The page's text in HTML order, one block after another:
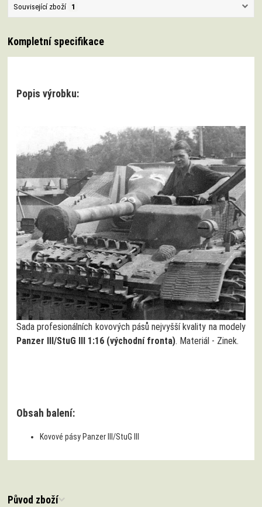
Související zboží 1
Kompletní specifikace
Popis výrobku:
Sada profesionálních kovových pásů nejvyšší kvality na modely
Panzer III/StuG III 1:16 (východní fronta). Materiál - Zinek.
Obsah balení:
Kovové pásy Panzer III/StuG III
Původ zboží